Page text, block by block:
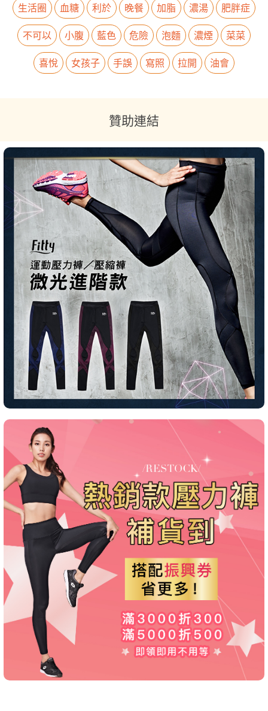
生活圈 血糖 利於 晚餐 加脂 濃湯
肥胖症
不可以
小腹 藍色 危險 泡麵 濃煙
菜菜
喜悅
女孩子 手誤 寫照 拉開 油會
贊助連結